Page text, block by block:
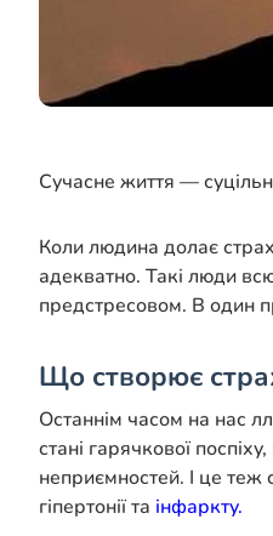
Сучасне життя —
Коли людина долає страх
адекватно. Такі люди
предстресовом. В один
Що створює
Останнім часом на нас
стані гарячкової
неприємностей. І це теж
гіпертонії та інфаркту.